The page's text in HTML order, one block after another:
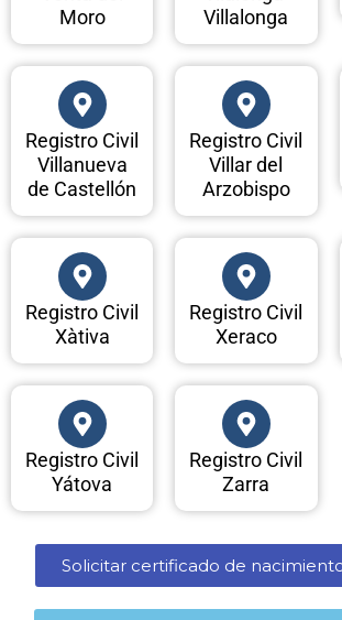
Moro
Villalonga
Registro Civil
Villanueva
de Castellón
Registro Civil
Villar del
Arzobispo
Registro Civil
Xàtiva
Registro Civil
Xeraco
Registro Civil
Yátova
Registro Civil
Zarra
Solicitar certificado de